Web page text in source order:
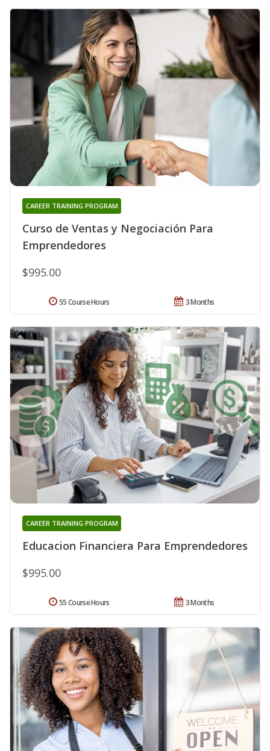
Curso de Ventas y Negociación Para
Emprendedores
CAREER TRAINING PROGRAM
$995.00
3 Months
55 Course Hours
Educacion Financiera Para Emprendedores
CAREER TRAINING PROGRAM
$995.00
3 Months
55 Course Hours